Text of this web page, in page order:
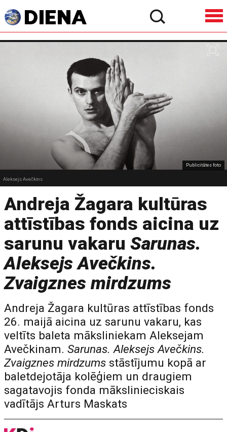
Publicitātes foto
Aleksejs Avečkins
Andreja Žagara kultūras
attīstības fonds aicina uz
sarunu vakaruSarunas.
Aleksejs Avečkins.
Zvaigznes mirdzums
Andreja Žagara kultūras attīstības fonds
26. maijā aicina uz sarunu vakaru, kas
veltīts baleta māksliniekam Aleksejam
Avečkinam.Sarunas. Aleksejs Avečkins.
Zvaigznes mirdzums stāstījumu kopā ar
baletdejotāja kolēģiem un draugiem
sagatavojis fonda mākslinieciskais
vadītājs Arturs Maskats